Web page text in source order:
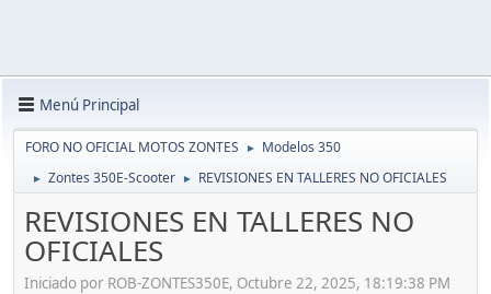
Menú Principal
FORO NO OFICIAL MOTOS ZONTES ► Modelos 350
► Zontes 350E-Scooter ► REVISIONES EN TALLERES NO OFICIALES
REVISIONES EN TALLERES NO
OFICIALES
Iniciado por ROB-ZONTES350E, Octubre 22, 2025, 18:19:38 PM